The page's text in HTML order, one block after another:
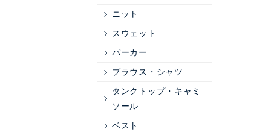
ニット
スウェット
パーカー
ブラウス・シャツ
タンクトップ・キャミ
ソール
ベスト